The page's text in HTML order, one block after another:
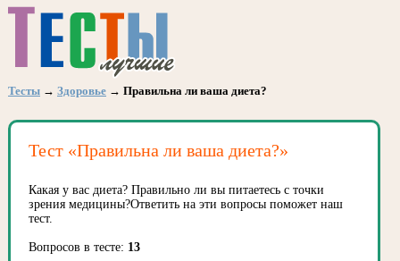
Тесты → Здоровье → Правильна ли ваша диета?
Тест «Правильна ли ваша диета?»
Какая у вас диета? Правильно ли вы питаетесь с точки
зрения медицины?Ответить на эти вопросы поможет наш
тест.
Вопросов в тесте: 13